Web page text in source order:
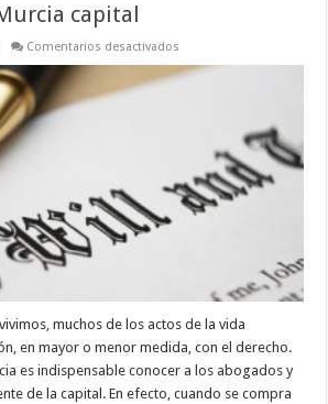
capital
Comentarios desactivados
en
muchos de los actos de la vida
en mayor o menor medida, con el derecho.
es indispensable conocer a los abogados y
de la capital. En efecto, cuando se compra